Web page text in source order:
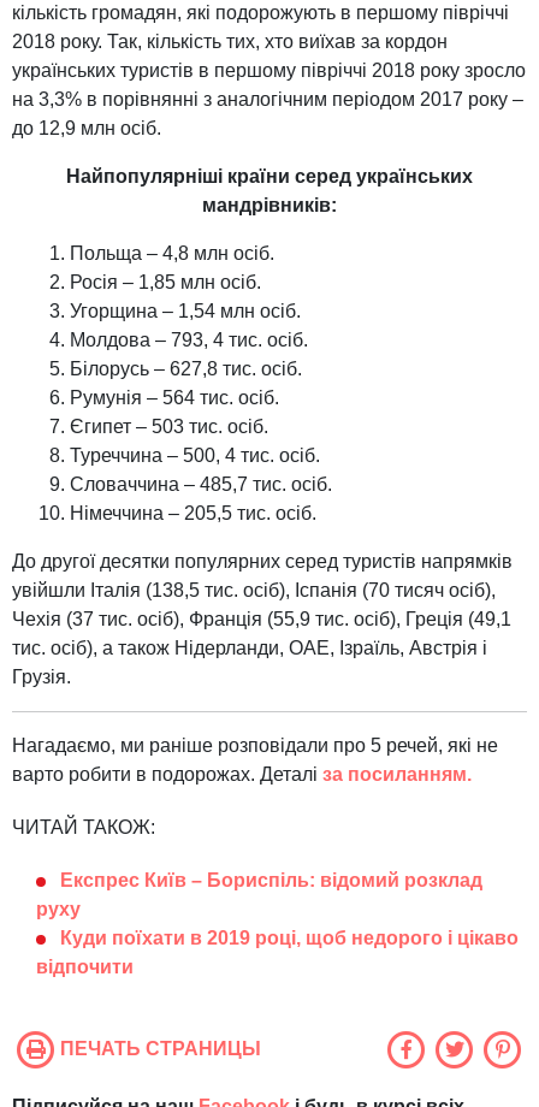
кількість громадян, які подорожують в першому півріччі
2018 року. Так, кількість тих, хто виїхав за кордон
українських туристів в першому півріччі 2018 року зросло
на 3,3% в порівнянні з аналогічним періодом 2017 року –
до 12,9 млн осіб.
Найпопулярніші країни серед українських
мандрівників:
Польща – 4,8 млн осіб.
Росія – 1,85 млн осіб.
Угорщина – 1,54 млн осіб.
Молдова – 793, 4 тис. осіб.
Білорусь – 627,8 тис. осіб.
Румунія – 564 тис. осіб.
Єгипет – 503 тис. осіб.
Туреччина – 500, 4 тис. осіб.
Словаччина – 485,7 тис. осіб.
Німеччина – 205,5 тис. осіб.
До другої десятки популярних серед туристів напрямків
увійшли Італія (138,5 тис. осіб), Іспанія (70 тисяч осіб),
Чехія (37 тис. осіб), Франція (55,9 тис. осіб), Греція (49,1
тис. осіб), а також Нідерланди, ОАЕ, Ізраїль, Австрія і
Грузія.
Нагадаємо, ми раніше розповідали про 5 речей, які не
варто робити в подорожах. Деталі за посиланням.
ЧИТАЙ ТАКОЖ:
Експрес Київ – Бориспіль: відомий розклад
руху
Куди поїхати в 2019 році, щоб недорого і цікаво
відпочити
ПЕЧАТЬ СТРАНИЦЫ